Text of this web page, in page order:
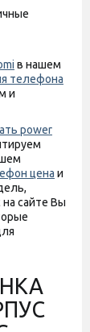
в нашем
телефона
и
power
цена и
на сайте Вы